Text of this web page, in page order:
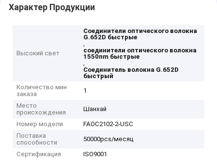
Характер Продукции
Высокий свет
Соединители оптического волокна
G.652D быстрые
,
соединители оптического волокна
1550nm быстрые
,
Соединитель волокна G.652D
быстрый
Количество мин
заказа
1
Место
происхождения
Шанхай
Номер модели
FAOC2102-2-USC
Поставка
способности
50000pcs/месяц
Сертификация ISO9001